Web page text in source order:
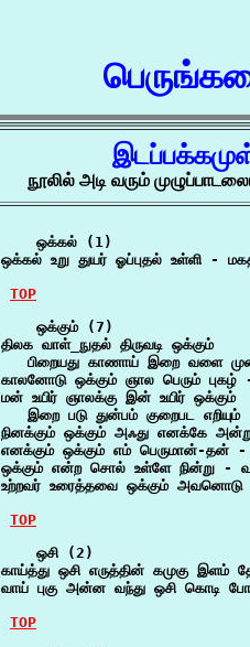
நூலில் அடி வரும்
    ஒக்கல் (1)
ஒக்கல் உறு துயர் ஓப்புதல் உள்ளி -
TOP
    ஒக்கும் (7)
திலக வாள்_நுதல் திருவடி ஒக்கும்
பிறையது காணாய் இறை வளை
காலனோடு ஒக்கும் ஞால பெரும்
மன் உயிர் ஞாலக்கு இன் உயிர் ஒக்கும்
இறை படு துன்பம் குறைபட
நினக்கும் ஒக்கும் அஃது எனக்கே
எனக்கும் ஒக்கும் எம் பெருமான்-தன்
ஒக்கும் என்ற சொல் உள்ளே நின்று -
உற்றவர் உரைத்தவை ஒக்கும்
TOP
    ஒசி (2)
காய்த்து ஒசி எருத்தின் கமுகு
வாய் புகு அன்ன வந்து ஒசி கொடி
TOP